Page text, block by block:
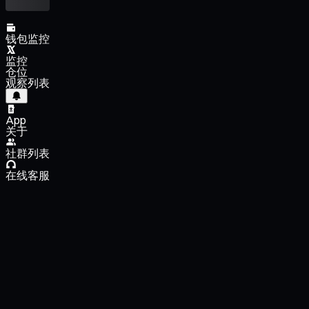
钱包监控
监控
仓位
观察列表
App
关于
社群列表
在线客服